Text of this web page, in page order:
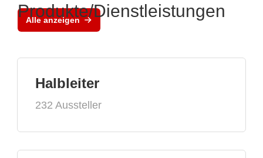
Alle anzeigen
Produkte/Dienstleistungen
Halbleiter
232 Aussteller